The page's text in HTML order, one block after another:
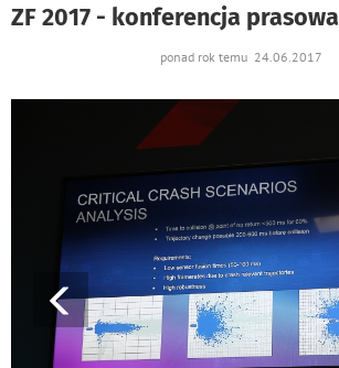
ZF 2017 - konferencja prasowa
ponad rok temu 24.06.2017